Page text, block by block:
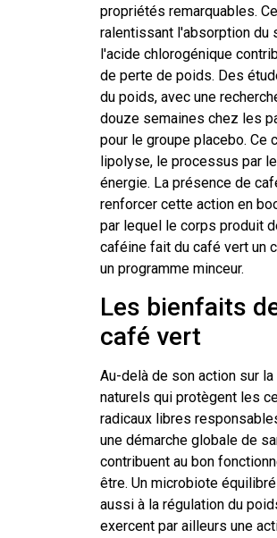
propriétés remarquables.
ralentissant l'absorption du
l'acide chlorogénique
de perte de poids. Des
du poids, avec une
douze semaines chez les
pour le groupe placebo. Ce
lipolyse, le processus par
énergie. La présence de
renforcer cette action en
par lequel le corps produit
caféine fait du café vert un
un programme minceur.
Les bienfaits
café vert
Au-delà de son action sur
naturels qui protègent les
radicaux libres
une démarche globale de
contribuent au bon
être. Un microbiote
aussi à la régulation du
exercent par ailleurs une